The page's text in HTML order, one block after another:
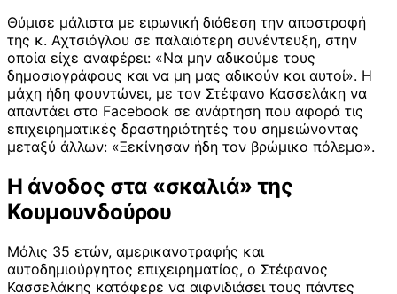
Θύμισε μάλιστα με ειρωνική διάθεση την αποστροφή
της κ. Αχτσιόγλου σε παλαιότερη συνέντευξη, στην
οποία είχε αναφέρει: «Να μην αδικούμε τους
δημοσιογράφους και να μη μας αδικούν και αυτοί». Η
μάχη ήδη φουντώνει, με τον Στέφανο Κασσελάκη να
απαντάει στο Facebook σε ανάρτηση που αφορά τις
επιχειρηματικές δραστηριότητές του σημειώνοντας
μεταξύ άλλων: «Ξεκίνησαν ήδη τον βρώμικο πόλεμο».
Η άνοδος στα «σκαλιά» της
Κουμουνδούρου
Μόλις 35 ετών, αμερικανοτραφής και
αυτοδημιούργητος επιχειρηματίας, ο Στέφανος
Κασσελάκης κατάφερε να αιφνιδιάσει τους πάντες